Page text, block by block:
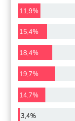
11,9%
15,4%
18,4%
19,7%
14,7%
3,4%